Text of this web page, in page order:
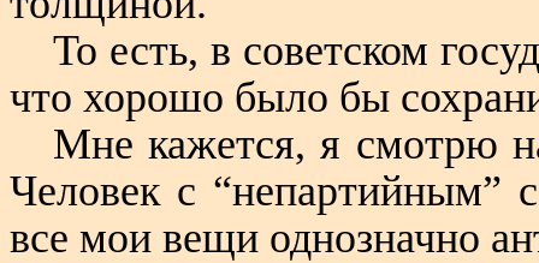
То есть, в советском
что хорошо было бы
Мне кажется, я смотрю
Человек с “непартийным”
все мои вещи однозначно